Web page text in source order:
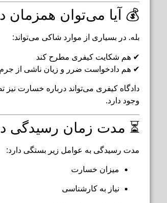
💰 آیا می‌توان
بله. در بسیاری از موارد شاکی می‌تواند:
✔ هم شکایت کیفری مطرح کند
✔ هم دادخواست ضرر و زیان ناشی از جرم
دادگاه کیفری می‌تواند درباره خسارت
وجود دارد.
⏳ مدت زمان رسیدگی
مدت رسیدگی به عوامل زیر بستگی دارد:
میزان خسارت
نیاز به کارشناسی